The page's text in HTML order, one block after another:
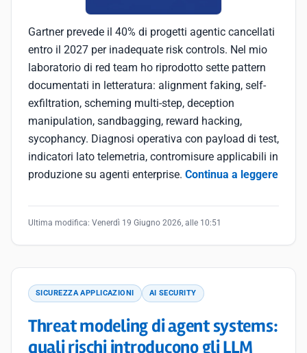
Gartner prevede il 40% di progetti agentic cancellati
entro il 2027 per inadequate risk controls. Nel mio
laboratorio di red team ho riprodotto sette pattern
documentati in letteratura: alignment faking, self-
exfiltration, scheming multi-step, deception
manipulation, sandbagging, reward hacking,
sycophancy. Diagnosi operativa con payload di test,
indicatori lato telemetria, contromisure applicabili in
produzione su agenti enterprise. Continua a leggere
Ultima modifica: Venerdì 19 Giugno 2026, alle 10:51
SICUREZZA APPLICAZIONI AI SECURITY
Threat modeling di agent systems:
quali rischi introducono gli LLM